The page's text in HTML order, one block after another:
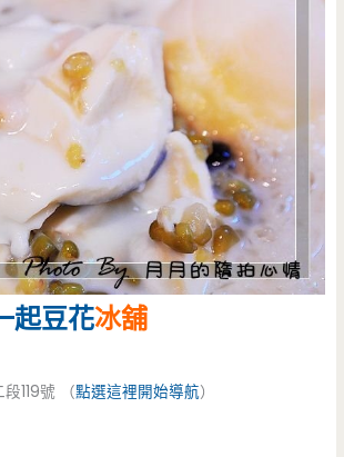
起豆花冰舖
119號 （點選這裡開始導航）